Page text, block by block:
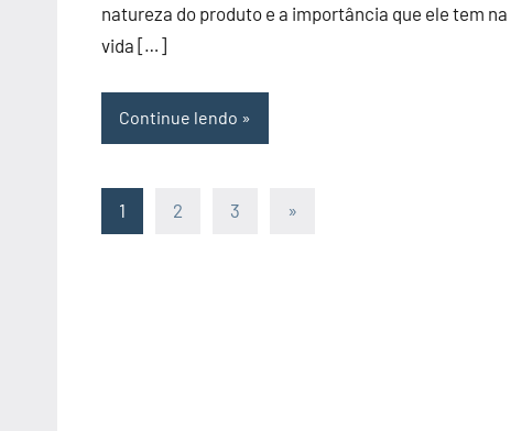
natureza do produto e a importância que ele tem na
vida […]
Continue lendo
Paginação
1 2 3
Post
»